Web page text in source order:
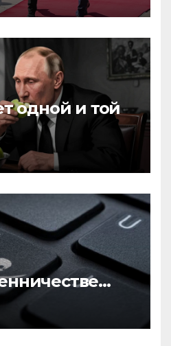
одной и той
в содействие